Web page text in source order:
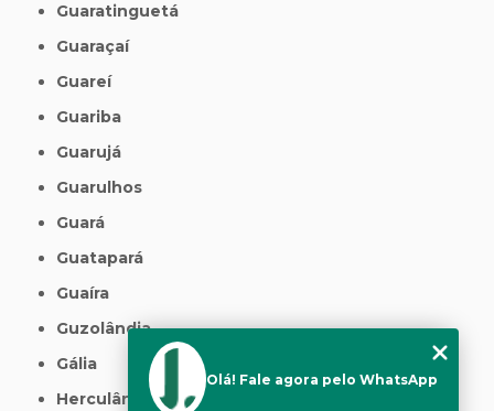
Guaratinguetá
Guaraçaí
Guareí
Guariba
Guarujá
Guarulhos
Guará
Guatapará
Guaíra
Guzolândia
Gália
Herculândia
Olá! Fale agora pelo WhatsApp